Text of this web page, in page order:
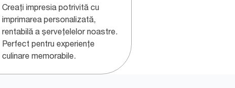
Creați impresia potrivită cu
imprimarea personalizată,
rentabilă a șervețelelor noastre.
Perfect pentru experiențe
culinare memorabile.